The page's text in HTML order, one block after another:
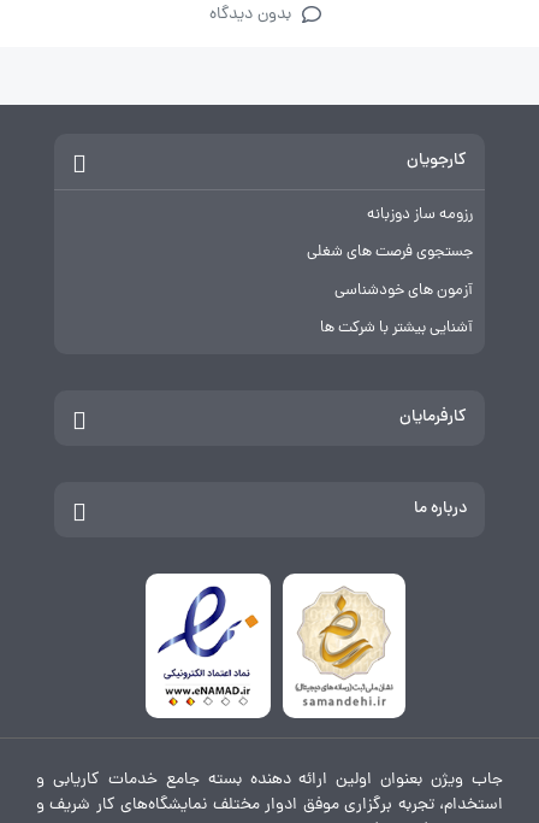
بدون دیدگاه
کارجویان
رزومه ساز دوزبانه
جستجوی فرصت های شغلی
آزمون های خودشناسی
آشنایی بیشتر با شرکت ها
کارفرمایان
درباره ما
جاب ویژن بعنوان اولین ارائه دهنده بسته جامع خدمات کاریابی و
استخدام، تجربه برگزاری موفق ادوار مختلف نمایشگاه‌های کار شریف و